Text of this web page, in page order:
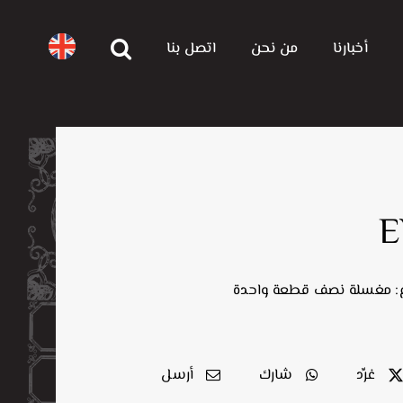
أخبارنا من نحن اتصل بنا
مغسلة نصف قطعة واحدة
غرِّد شارك أرسل